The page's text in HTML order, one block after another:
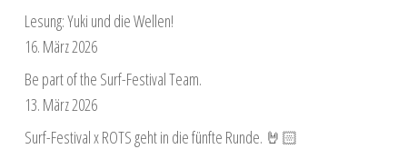
Lesung: Yuki und die Wellen!
16. März 2026
Be part of the Surf-Festival Team.
13. März 2026
Surf-Festival x ROTS geht in die fünfte Runde. 🤘🏻